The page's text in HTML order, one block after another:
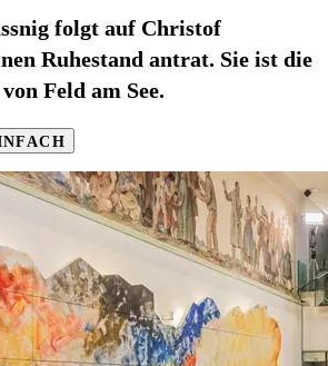
folgt auf Christof
Ruhestand antrat. Sie ist die
Feld am See.